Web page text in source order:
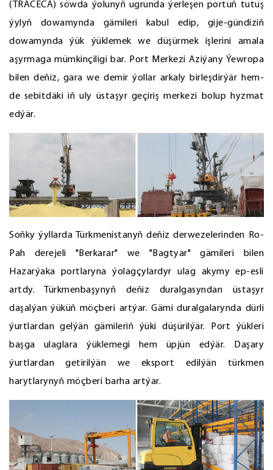
(TRACECA) söwda ýolunyň ugrunda ýerleşen portuň tutuş
ýylyň dowamynda gämileri kabul edip, gije-gündiziň
dowamynda ýük ýüklemek we düşürmek işlerini amala
aşyrmaga mümkinçiligi bar. Port Merkezi Aziýany Ýewropa
bilen deňiz, gara we demir ýollar arkaly birleşdirýär hem-
de sebitdäki iň uly üstaşyr geçiriş merkezi bolup hyzmat
edýär.
Soňky ýyllarda Türkmenistanyň deňiz derwezelerinden Ro-
Pah derejeli "Berkarar" we "Bagtyar" gämileri bilen
Hazarýaka portlaryna ýolagçylardyr ulag akymy ep-esli
artdy. Türkmenbaşynyň deňiz duralgasyndan üstaşyr
daşalýan ýüküň möçberi artýar. Gämi duralgalarynda dürli
ýurtlardan gelýän gämileriň ýüki düşürilýär. Port ýükleri
başga ulaglara ýüklemegi hem üpjün edýär. Daşary
ýurtlardan getirilýän we eksport edilýän türkmen
harytlarynyň möçberi barha artýar.